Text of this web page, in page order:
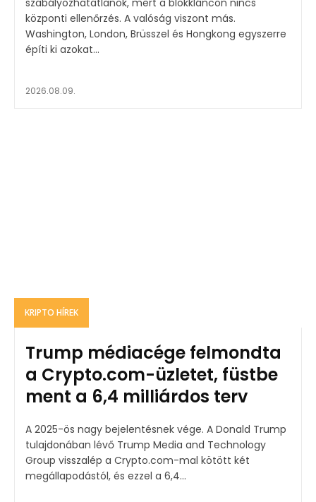
központi ellenőrzés. A valóság viszont más.
Washington, London, Brüsszel és Hongkong egyszerre
építi ki azokat...
2026.08.09.
KRIPTO HÍREK
Trump médiacége felmondta
a Crypto.com-üzletet, füstbe
ment a 6,4 milliárdos terv
A 2025-ös nagy bejelentésnek vége. A Donald Trump
tulajdonában lévő Trump Media and Technology
Group visszalép a Crypto.com-mal kötött két
megállapodástól, és ezzel a 6,4...